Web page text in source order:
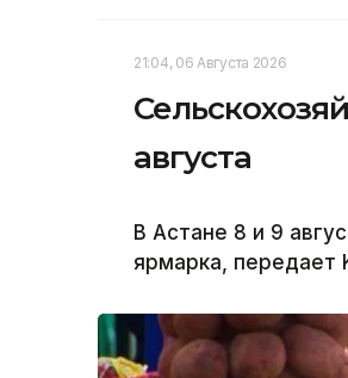
21:04, 06 Августа 2026
августа
В Астане 8 и 9
ярмарка, передает